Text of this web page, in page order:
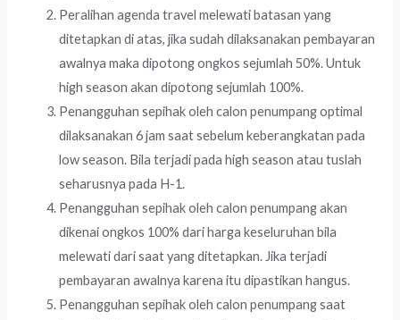
Peralihan agenda travel melewati batasan yang
ditetapkan di atas, jika sudah dilaksanakan pembayaran
awalnya maka dipotong ongkos sejumlah 50%. Untuk
high season akan dipotong sejumlah 100%.
Penangguhan sepihak oleh calon penumpang optimal
dilaksanakan 6 jam saat sebelum keberangkatan pada
low season. Bila terjadi pada high season atau tuslah
seharusnya pada H-1.
Penangguhan sepihak oleh calon penumpang akan
dikenai ongkos 100% dari harga keseluruhan bila
melewati dari saat yang ditetapkan. Jika terjadi
pembayaran awalnya karena itu dipastikan hangus.
Penangguhan sepihak oleh calon penumpang saat